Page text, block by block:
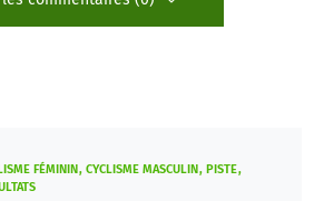
FÉMININ CYCLISME MASCULIN PISTE